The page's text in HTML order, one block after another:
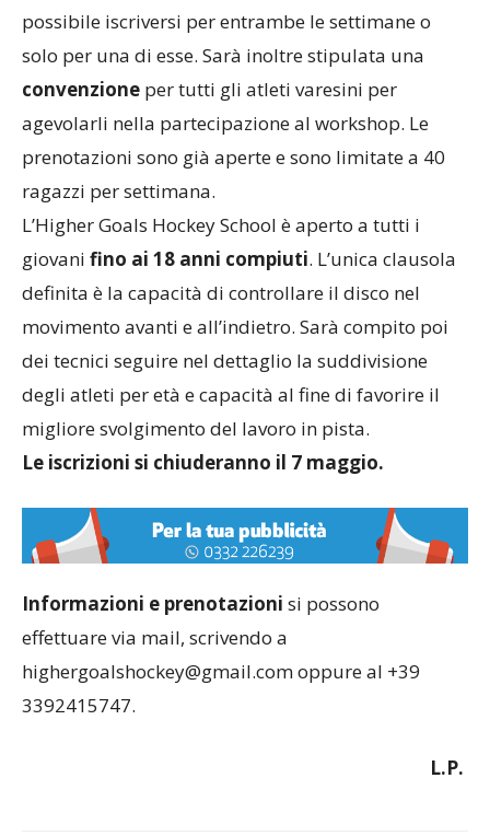
possibile iscriversi per entrambe le settimane o
solo per una di esse. Sarà inoltre stipulata una
convenzione per tutti gli atleti varesini per
agevolarli nella partecipazione al workshop. Le
prenotazioni sono già aperte e sono limitate a 40
ragazzi per settimana.
L’Higher Goals Hockey School è aperto a tutti i
giovani fino ai 18 anni compiuti. L’unica clausola
definita è la capacità di controllare il disco nel
movimento avanti e all’indietro. Sarà compito poi
dei tecnici seguire nel dettaglio la suddivisione
degli atleti per età e capacità al fine di favorire il
migliore svolgimento del lavoro in pista.
Le iscrizioni si chiuderanno il 7 maggio.
Informazioni e prenotazioni si possono
effettuare via mail, scrivendo a
highergoalshockey@gmail.com oppure al +39
3392415747.
L.P.